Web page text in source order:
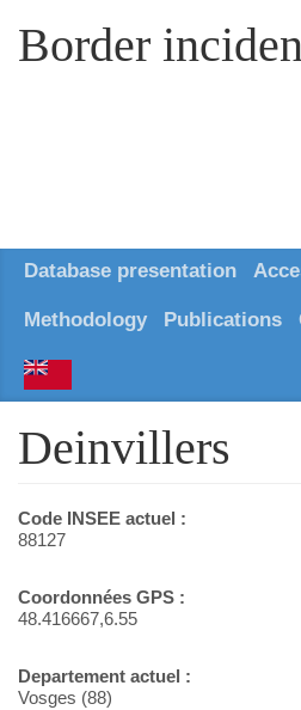
Border
Database presentation
Methodology Publications
Deinvillers
Code INSEE actuel :
88127
Coordonnées GPS :
48.416667,6.55
Departement actuel :
Vosges (88)